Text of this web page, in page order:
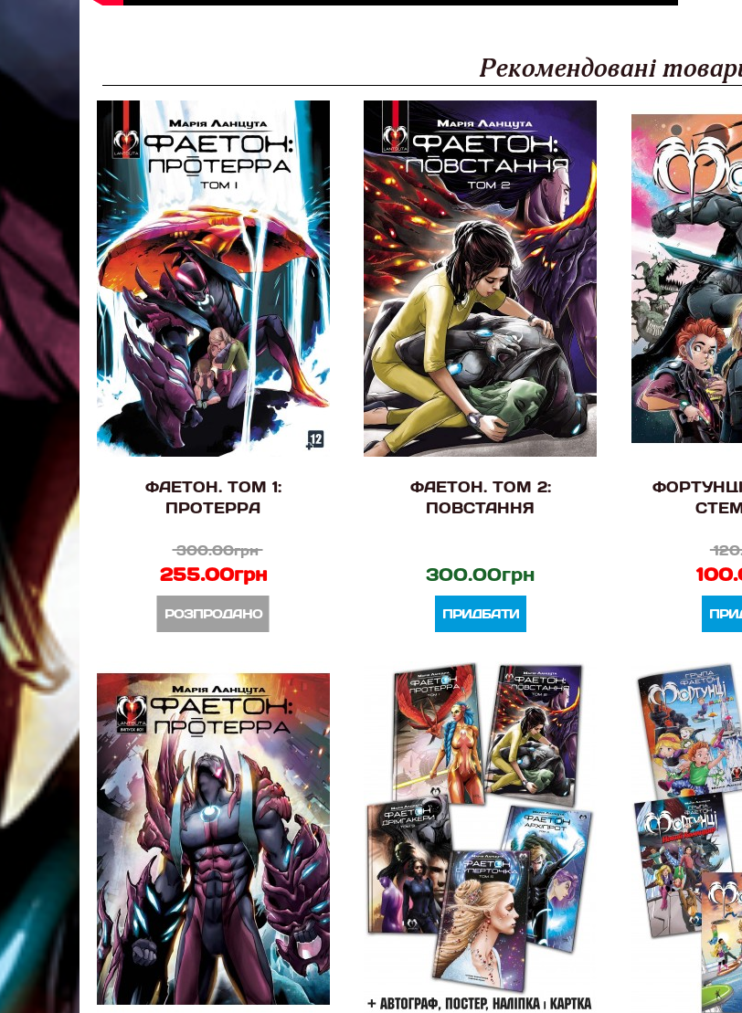
Рекомендовані
ФАЕТОН. ТОМ 1:
ПРОТЕРРА
300.00грн
255.00грн
РОЗПРОДАНО
ФАЕТОН. ТОМ 2:
ПОВСТАННЯ
300.00грн
ПРИДБАТИ